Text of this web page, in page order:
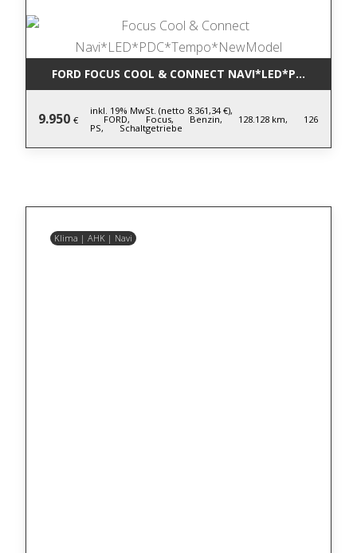
FORD FOCUS COOL & CONNECT
9.950 €
inkl. 19% MwSt. (netto 8.361,34 €),
FORD, Focus, Benzin, 128.128 km, 126
PS, Schaltgetriebe
Klima | AHK | Navi